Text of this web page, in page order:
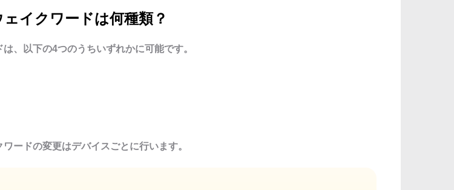
イクワードは何種類？
は、以下の4つのうちいずれかに可能です。
ードの変更はデバイスごとに行います。